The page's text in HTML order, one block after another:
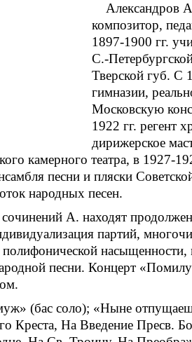
Александров
композитор,
1897-1900 гг.
С.-
Тверской губ. С
гимназии,
Московскую
1922 гг. регент
дирижерское
камерного театра, в 1927-
песни и пляски
народных песен.
А. находят
партий,
песни. Концерт
(бас соло); «Ныне
Креста, На Введение Пресв.